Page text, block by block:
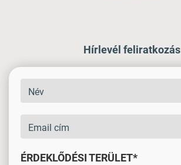
Hírlevél feliratkozás
ÉRDEKLŐDÉSI TERÜLET*